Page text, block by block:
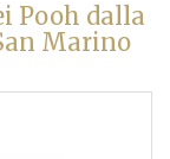
Pooh dalla
Marino